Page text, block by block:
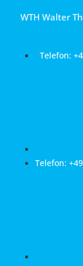
InhaltWTH Walter
Telefon:
Telefon: